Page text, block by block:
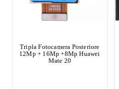
Tripla Fotocamera Posteriore
12Mp + 16Mp +8Mp Huawei
Mate 20